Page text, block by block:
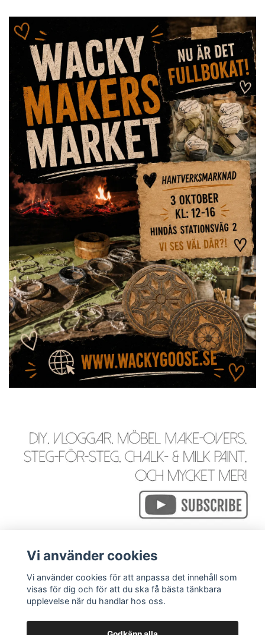
Läs mer
Vi använder cookies
Vi använder cookies för att anpassa det innehåll som
visas för dig och för att du ska få bästa tänkbara
upplevelse när du handlar hos oss.